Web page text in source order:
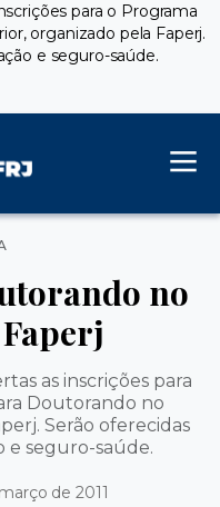
para o Programa
organizado pela Faperj.
e seguro-saúde.
no
as inscrições para
Doutorando no
Serão oferecidas
e seguro-saúde.
de 2011